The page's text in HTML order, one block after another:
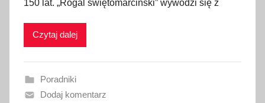
l
i
a
n
150 lat. „Rogal świętomarciński” wywodzi się z
Czytaj dalej
Poradniki
Dodaj komentarz